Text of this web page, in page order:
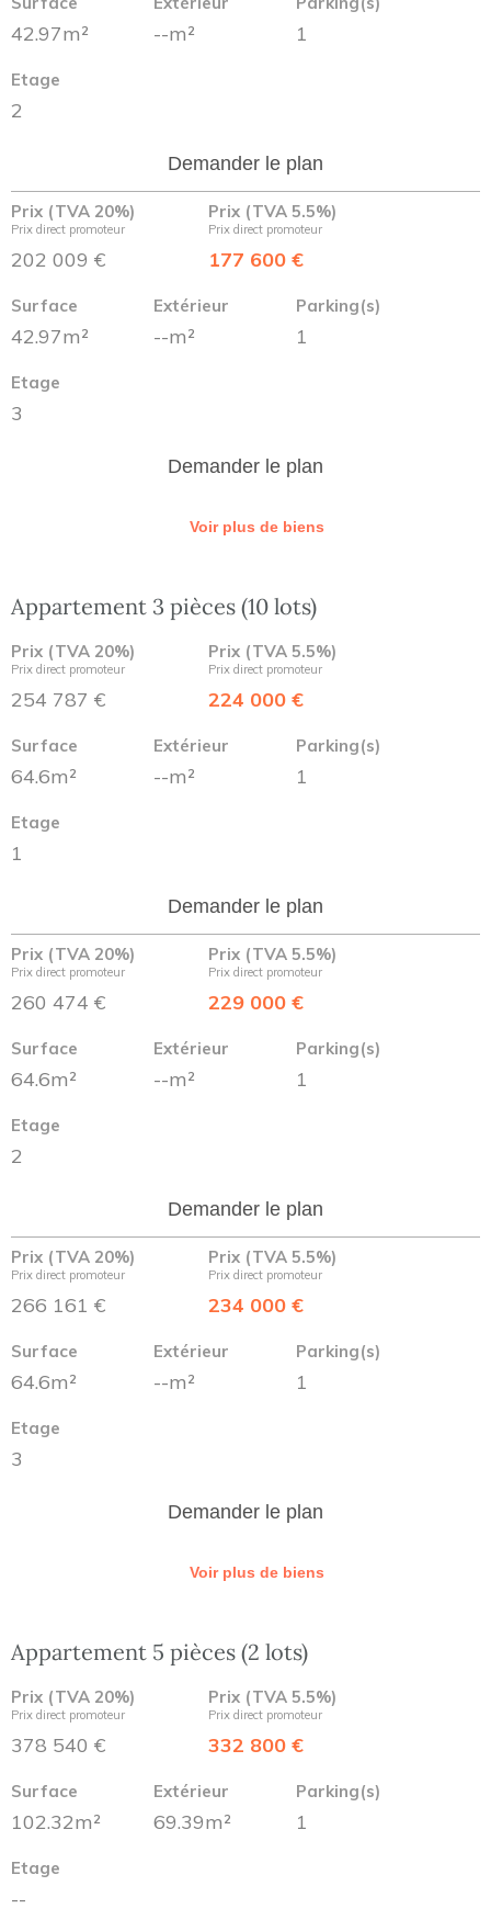
42.97m² --m² 1
Etage
2
Demander le plan
Prix (TVA 20%)
Prix direct promoteur
202 009 €
Prix (TVA 5.5%)
Prix direct promoteur
177 600 €
Surface
42.97m²
Extérieur
--m²
Parking(s)
1
Etage
3
Demander le plan
Voir plus de biens
Appartement 3 pièces (10 lots)
Prix (TVA 20%)
Prix direct promoteur
254 787 €
Prix (TVA 5.5%)
Prix direct promoteur
224 000 €
Surface
64.6m²
Extérieur
--m²
Parking(s)
1
Etage
1
Demander le plan
Prix (TVA 20%)
Prix direct promoteur
260 474 €
Prix (TVA 5.5%)
Prix direct promoteur
229 000 €
Surface
64.6m²
Extérieur
--m²
Parking(s)
1
Etage
2
Demander le plan
Prix (TVA 20%)
Prix direct promoteur
266 161 €
Prix (TVA 5.5%)
Prix direct promoteur
234 000 €
Surface
64.6m²
Extérieur
--m²
Parking(s)
1
Etage
3
Demander le plan
Voir plus de biens
Appartement 5 pièces (2 lots)
Prix (TVA 20%)
Prix direct promoteur
378 540 €
Prix (TVA 5.5%)
Prix direct promoteur
332 800 €
Surface
102.32m²
Extérieur
69.39m²
Parking(s)
1
Etage
--